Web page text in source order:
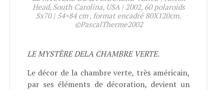
Head, South Carolina, USA | 2002, 60 polaroids
Sx70 | 54×84 cm , format encadré 80X120cm.
©PascalTherme2002
LE MYSTÈRE DELA CHAMBRE VERTE.
Le décor de la chambre verte, très américain,
par ses éléments de décoration, devient un